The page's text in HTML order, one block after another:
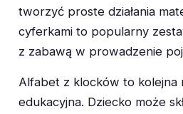
tworzyć proste działania
cyferkami to popularny
z zabawą w prowadzenie
Alfabet z klocków to kolejna
edukacyjna. Dziecko może